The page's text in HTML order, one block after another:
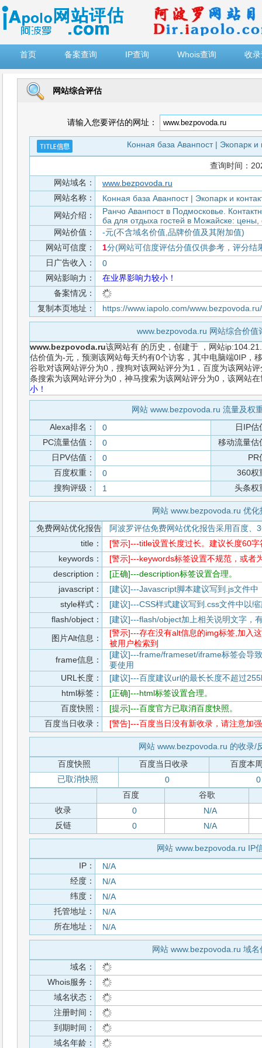
首页
备案查询 IP查询 Whois查询 收
网站综合评估
请输入您要评估的网址：
Конная база Аванпост | Экопарк и
查询时间：
网站域名：
www.bezpovoda.ru
网站名称：
Конная база Аванпост | Экопарк и
网站介绍：
Ранчо Аванпост в Подмосковье.
ба для отдыха гостей в Можайске:
网站价值：
-元(不含域名价值,品牌价值及其附加值)
网站可信度：
1分(网站可信度评估分值仅供参考，评分结
日广告收入：
0
网站影响力：
在业界影响力较小！
备案情况：
复制本页地址：
https://www.iapolo.com/
www.bezpovoda.ru 网站综合价值
www.bezpovoda.ru该网站有 的历史，创建于
，网站
估价值为-元，预测该网站每天约有0个访客，其中电脑端0IP，
谷歌对该网站评分为0，搜狗对该网站评分为1，百度为该网站
条搜索为该网站评分为0，神马搜索为该网站评分为0，该网站
小！
网站 www.bezpovoda.ru 流量及权
Alexa排名：
0
日IP估
PC流量估值：
0
移动流量估
日PV估值：
0
PR
百度权重：
0
360权
搜狗评级：
1 头条权
网站 www.bezpovoda.ru 优化
免费网站优化报告
阿波罗评估免费网站优化报告采用百度、
title：
[警示]---title设置长度过长。建议长度60字
keywords：
[警示]---keywords标签设置不规范，或者
description：
[正确]---description标签设置合理。
javascript：
[建议]---Javascript脚本建议写到.js文件中
style样式：
[建议]---CSS样式建议写到.css文件中以
flash/object：
[建议]---flash/object加上相关说明文字，
图片Alt信息：
[警示]---存在没有alt信息的img标签,加入
被用户检索到
frame信息：
[建议]---frame/frameset/iframe标签会导
要使用
URL长度：
[建议]---百度建议url的最长长度不超过
html标签：
[正确]---html标签设置合理。
百度快照：
[提示]---百度官方已取消百度快照。
百度当日收录：
[警告]---百度当日没有新收录，请注意加
网站 www.bezpovoda.ru 的收录/
百度快照
百度当日收录
百度本
已取消快照
0
0
百度
谷歌
收录
0
N/A
反链
0 N/A
网站 www.bezpovoda.ru IP
IP：
N/A
经度：
N/A
纬度：
N/A
托管地址：
N/A
所在地址：
N/A
网站 www.bezpovoda.ru 域名
域名：
Whois服务：
域名状态：
注册时间：
到期时间：
域名年龄：